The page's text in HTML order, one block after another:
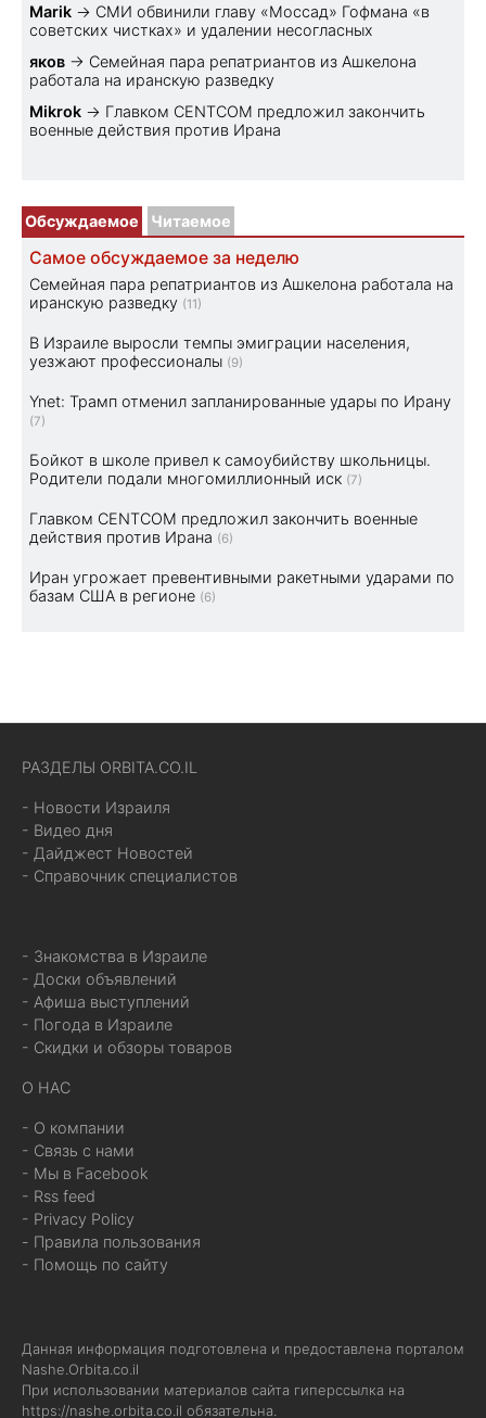
Marik → СМИ обвинили главу «Моссад» Гофмана «в
советских чистках» и удалении несогласных
яков → Семейная пара репатриантов из Ашкелона
работала на иранскую разведку
Mikrok → Главком CENTCOM предложил закончить
военные действия против Ирана
Обсуждаемое Читаемое
Самое обсуждаемое за неделю
Семейная пара репатриантов из Ашкелона работала на
иранскую разведку (11)
В Израиле выросли темпы эмиграции населения,
уезжают профессионалы (9)
Ynet: Трамп отменил запланированные удары по Ирану
(7)
Бойкот в школе привел к самоубийству школьницы.
Родители подали многомиллионный иск (7)
Главком CENTCOM предложил закончить военные
действия против Ирана (6)
Иран угрожает превентивными ракетными ударами по
базам США в регионе (6)
РАЗДЕЛЫ ORBITA.CO.IL
- Новости Израиля
- Видео дня
- Дайджест Новостей
- Справочник специалистов
- Знакомства в Израиле
- Доски объявлений
- Афиша выступлений
- Погода в Израиле
- Скидки и обзоры товаров
О НАС
- О компании
- Связь с нами
- Мы в Facebook
- Rss feed
- Privacy Policy
- Правила пользования
- Помощь по сайту
Данная информация подготовлена и предоставлена порталом
Nashe.Orbita.co.il
При использовании материалов сайта гиперссылка на
https://nashe.orbita.co.il обязательна.